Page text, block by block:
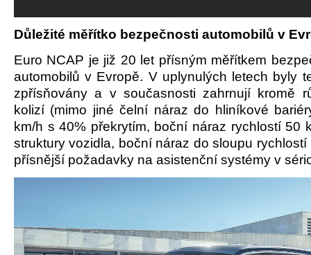
Důležité měřítko bezpečnosti automobilů v
Euro NCAP je již 20 let přísným měřítkem
automobilů v Evropě. V uplynulých letech byly
zpřísňovány a v současnosti zahrnují kromě
kolizí (mimo jiné čelní náraz do hliníkové
km/h s 40% překrytím, boční náraz rychlostí 50
struktury vozidla, boční náraz do sloupu rychlostí
přísnější požadavky na asistenční systémy v